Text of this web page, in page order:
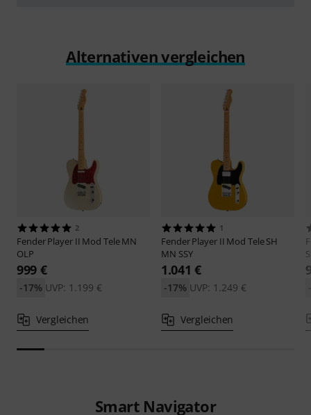
Alternativen vergleichen
2
FenderPlayer II Mod Tele MN
OLP
999 €
UVP: 1.199 €
-17%
Vergleichen
1
FenderPlayer II Mod Tele SH
MN SSY
1.041 €
UVP: 1.249 €
-17%
Vergleichen
Smart Navigator